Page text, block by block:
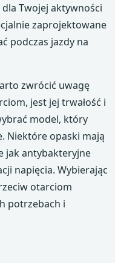
Twojej aktywności
zaprojektowane
podczas jazdy na
zwrócić uwagę
jest jej trwałość i
model, który
Niektóre opaski mają
jak antybakteryjne
napięcia. Wybierając
otarciom
potrzebach i